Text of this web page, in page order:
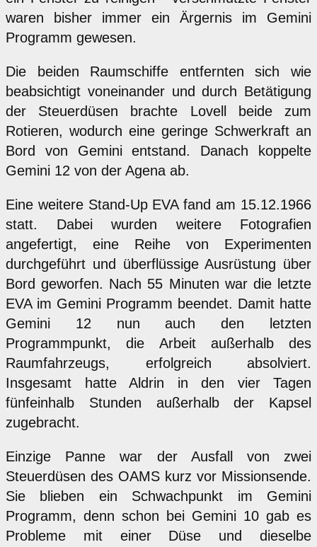
waren bisher immer ein Ärgernis im Gemini
Programm gewesen.
Die beiden Raumschiffe entfernten sich wie
beabsichtigt voneinander und durch Betätigung
der Steuerdüsen brachte Lovell beide zum
Rotieren, wodurch eine geringe Schwerkraft an
Bord von Gemini entstand. Danach koppelte
Gemini 12 von der Agena ab.
Eine weitere Stand-Up EVA fand am 15.12.1966
statt. Dabei wurden weitere Fotografien
angefertigt, eine Reihe von Experimenten
durchgeführt und überflüssige Ausrüstung über
Bord geworfen. Nach 55 Minuten war die letzte
EVA im Gemini Programm beendet. Damit hatte
Gemini 12 nun auch den letzten
Programmpunkt, die Arbeit außerhalb des
Raumfahrzeugs, erfolgreich absolviert.
Insgesamt hatte Aldrin in den vier Tagen
fünfeinhalb Stunden außerhalb der Kapsel
zugebracht.
Einzige Panne war der Ausfall von zwei
Steuerdüsen des OAMS kurz vor Missionsende.
Sie blieben ein Schwachpunkt im Gemini
Programm, denn schon bei Gemini 10 gab es
Probleme mit einer Düse und dieselbe